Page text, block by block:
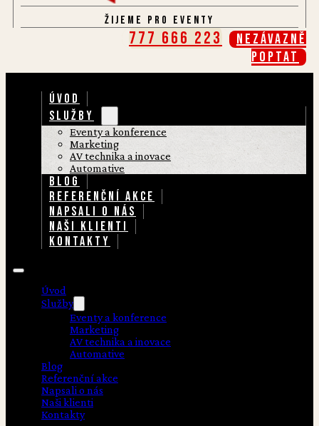
Žijeme pro eventy
777 666 223
Nezávazně
poptat
ÚVOD
SLUŽBY
Eventy a konference
Marketing
AV technika a inovace
Automative
BLOG
REFERENČNÍ AKCE
NAPSALI O NÁS
NAŠI KLIENTI
KONTAKTY
Úvod
Služby
Eventy a konference
Marketing
AV technika a inovace
Automative
Blog
Referenční akce
Napsali o nás
Naši klienti
Kontakty